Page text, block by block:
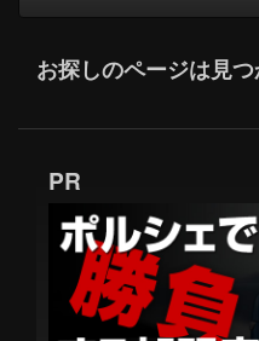
お探しのページは見つ
PR